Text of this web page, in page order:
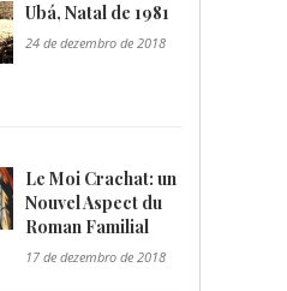
Ubá, Natal de 1981
24 de dezembro de 2018
Le Moi Crachat: un
Nouvel Aspect du
Roman Familial
17 de dezembro de 2018